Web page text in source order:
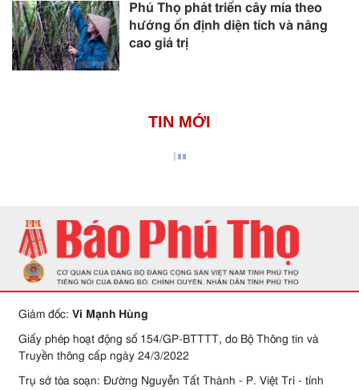
Phú Thọ phát triển cây mía theo
hướng ổn định diện tích và nâng
cao giá trị
TIN MỚI
Giám đốc: Vi Mạnh Hùng
Giấy phép hoạt động số 154/GP-BTTTT, do Bộ Thông tin và
Truyền thông cấp ngày 24/3/2022
Trụ sở tòa soạn: Đường Nguyễn Tất Thành - P. Việt Trì - tỉnh